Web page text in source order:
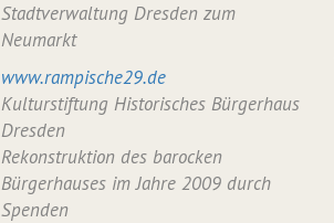
Stadtverwaltung Dresden zum
Neumarkt
www.rampische29.de
Kulturstiftung Historisches Bürgerhaus
Dresden
Rekonstruktion des barocken
Bürgerhauses im Jahre 2009 durch
Spenden